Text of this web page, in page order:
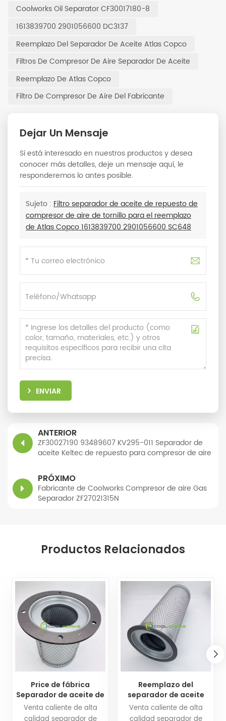
Coolworks Oil Separator CF30017180-8
1613839700 2901056600 DC3137
Reemplazo Del Separador De Aceite Atlas Copco
Filtros De Compresor De Aire Separador De Aceite
Reemplazo De Atlas Copco
Filtro De Compresor De Aire Del Fabricante
Dejar Un Mensaje
Si está interesado en nuestros productos y desea
conocer más detalles, deje un mensaje aquí, le
responderemos lo antes posible.
Sujeto : Filtro separador de aceite de repuesto de
compresor de aire de tornillo para el reemplazo
de Atlas Copco 1613839700 2901056600 SC648
ENVIAR
ANTERIOR
ZF30027190 93489607 KV295-011 Separador de
aceite Keltec de repuesto para compresor de aire
PRÓXIMO
Fabricante de Coolworks Compresor de aire Gas
Separador ZF27021315N
Productos Relacionados
Price de fábrica
Separador de aceite de
aire CF23017220-4
25300065-533
Venta caliente de alta
Reemplazo del
separador de aceite
DB2012 17203391
21203391 KV210-019
Venta caliente de alta